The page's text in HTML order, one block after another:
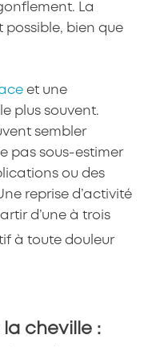
La
bien que
et une
plus souvent.
sembler
pas sous-estimer
ou des
reprise d’activité
d’une à trois
à toute douleur
cheville :